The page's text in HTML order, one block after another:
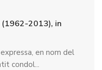
(1962-2013), in
en nom del
condol...